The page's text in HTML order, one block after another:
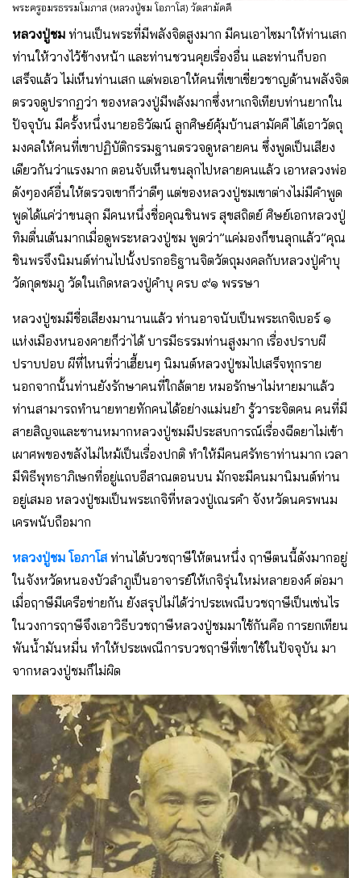
พระครูอมรธรรมโมภาส (หลวงปู่ชม โอภาโส) วัดสามัคคี
หลวงปู่ชม ท่านเป็นพระที่มีพลังจิตสูงมาก มีคนเอาไซมาให้ท่านเสก
ท่านให้วางไว้ข้างหน้า และท่านชวนคุยเรื่องอื่น และท่านก็บอก
เสร็จแล้ว ไม่เห็นท่านเสก แต่พอเอาให้คนที่เขาเชี่ยวชาญด้านพลังจิต
ตรวจดูปรากฏว่า ของหลวงปู่มีพลังมากซึ่งหาเกจิเทียบท่านยากใน
ปัจจุบัน มีครั้งหนึ่งนายอธิวัฒน์ ลูกศิษย์คุ้มบ้านสามัคคี ได้เอาวัตถุ
มงคลให้คนที่เขาปฏิบัติกรรมฐานตรวจดูหลายคน ซึ่งพูดเป็นเสียง
เดียวกันว่าแรงมาก ตอนจับเห็นขนลุกไปหลายคนแล้ว เอาหลวงพ่อ
ดังๆองค์อื่นให้ตรวจเขาก็ว่าดีๆ แต่ของหลวงปู่ชมเขาต่างไม่มีคำพูด
พูดได้แค่ว่าขนลุก มีคนหนึ่งชื่อคุณชินพร สุขสถิตย์ ศิษย์เอกหลวงปู่
ทิมตื่นเต้นมากเมื่อดูพระหลวงปู่ชม พูดว่า”แค่มองก็ขนลุกแล้ว”คุณ
ชินพรจึงนิมนต์ท่านไปนั้งปรกอธิฐานจิตวัตถุมงคลกับหลวงปู่คำบุ
วัดกุดชมภู วัดในเกิดหลวงปู่คำบุ ครบ ๙๑ พรรษา
หลวงปู่ชมมีชื่อเสียงมานานแล้ว ท่านอาจนับเป็นพระเกจิเบอร์ ๑
แห่งเมืองหนองคายก็ว่าได้ บารมีธรรมท่านสูงมาก เรื่องปราบผี
ปราบปอบ ผีที่ไหนที่ว่าเฮี้ยนๆ นิมนต์หลวงปู่ชมไปเสร็จทุกราย
นอกจากนั้นท่านยังรักษาคนที่ใกล้ตาย หมอรักษาไม่หายมาแล้ว
ท่านสามารถทำนายทายทักคนได้อย่างแม่นยำ รู้วาระจิตคน คนที่มี
สายสิญจและชานหมากหลวงปู่ชมมีประสบการณ์เรื่องฉีดยาไม่เข้า
เผาศพของขลังไม่ไหม้เป็นเรื่องปกติ ทำให้มีคนศรัทธาท่านมาก เวลา
มีพิธีพุทธาภิเษกที่อยู่แถบอีสาณตอนบน มักจะมีคนมานิมนต์ท่าน
อยู่เสมอ หลวงปู่ชมเป็นพระเกจิที่หลวงปู่เณรคำ จังหวัดนครพนม
เครพนับถือมาก
หลวงปู่ชม โอภาโส ท่านได้บวชฤาษีให้ตนหนึ่ง ฤาษีตนนี้ดังมากอยู่
ในจังหวัดหนองบัวลำภูเป็นอาจารย์ให้เกจิรุ่นใหม่หลายองค์ ต่อมา
เมื่อฤาษีมีเครือข่ายกัน ยังสรุปไม่ได้ว่าประเพณีบวชฤาษีเป็นเช่นไร
ในวงการฤาษีจึงเอาวิธีบวชฤาษีหลวงปู่ชมมาใช้กันคือ การยกเทียน
พันน้ำมันหมื่น ทำให้ประเพณีการบวชฤาษีที่เขาใช้ในปัจจุบัน มา
จากหลวงปู่ชมก็ไม่ผิด